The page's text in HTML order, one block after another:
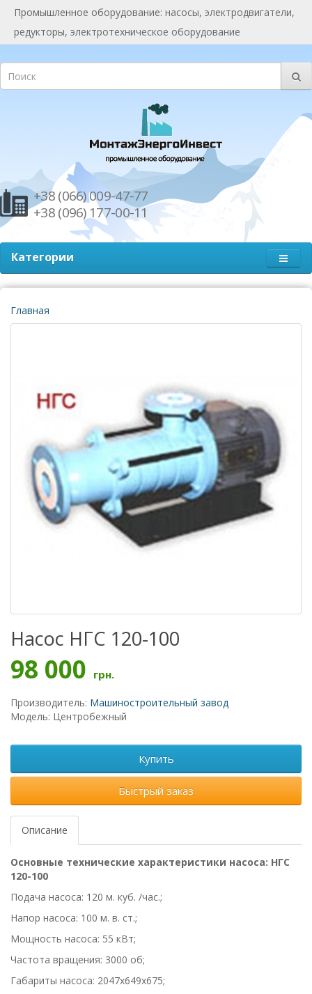
Промышленное оборудование: насосы, электродвигатели,
редукторы, электротехническое оборудование
+38 (066) 009-47-77
+38 (096) 177-00-11
Категории
Главная
Насос НГС 120-100
98 000 грн.
Производитель: Машиностроительный завод
Модель: Центробежный
Купить
Быстрый заказ
Описание
Основные технические характеристики насоса: НГС
120-100
Подача насоса: 120 м. куб. /час.;
Напор насоса: 100 м. в. ст.;
Мощность насоса: 55 кВт;
Частота вращения: 3000 об;
Габариты насоса: 2047х649х675;